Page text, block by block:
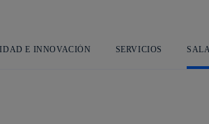
principal
E INNOVACIÓN SERVICIOS